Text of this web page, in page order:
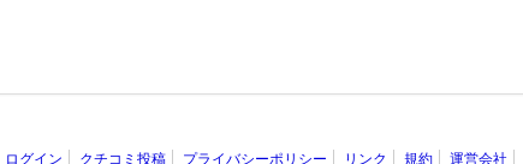
ログイン クチコミ投稿 プライバシーポリシー リンク 規約 運営会社